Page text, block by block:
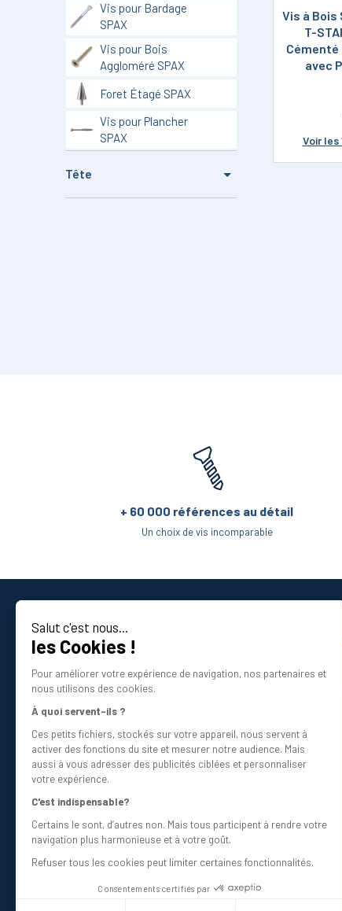
Salut c'est nous...
les Cookies !
Pour améliorer votre expérience de navigation, nos partenaires et
nous utilisons des cookies.
À quoi servent-ils ?
Ces petits fichiers, stockés sur votre appareil, nous servent à
activer des fonctions du site et mesurer notre audience. Mais
aussi à vous adresser des publicités ciblées et personnaliser
votre expérience.
C'est indispensable?
Certains le sont, d’autres non. Mais tous participent à rendre votre
navigation plus harmonieuse et à votre goût.
Refuser tous les cookies peut limiter certaines fonctionnalités.
Consentements certifiés par
Vis pour Bardage
SPAX
Vis pour Bois
Aggloméré SPAX
Foret Étagé SPAX
Vis pour Plancher
SPAX
Tête
Vis à Bois
T-
Cémenté
avec
Voirles
+ 60 000 références au détail
Un choix de vis incomparable
La qualité
Besoin d’aide ? Nos experts vous
Du lundi au vendredi de 8h30 à 12h30 et
Écrivez-nous
info@bricovis.fr
Suivez-nous sur les réseaux !